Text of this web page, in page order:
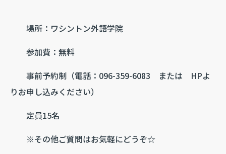
場所：ワシントン外語学院
参加費：無料
事前予約制（電話：096-359-6083 または HPよ
りお申し込みください）
定員15名
※その他ご質問はお気軽にどうぞ☆